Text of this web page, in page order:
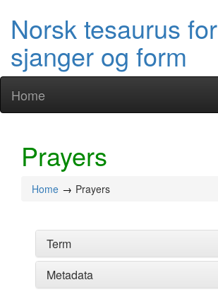
Norsk tesaurus for
sjanger og form
Home
Prayers
Home Prayers
Term
Metadata